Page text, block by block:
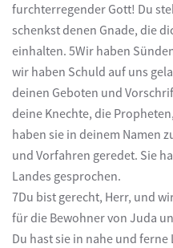
furchterregender Gott! Du
schenkst denen Gnade, die
einhalten. 5Wir haben
wir haben Schuld auf uns
deinen Geboten und
deine Knechte, die
haben sie in deinem Namen
und Vorfahren geredet. Sie
Landes gesprochen.
7Du bist gerecht, Herr, und
für die Bewohner von Juda
Du hast sie in nahe und